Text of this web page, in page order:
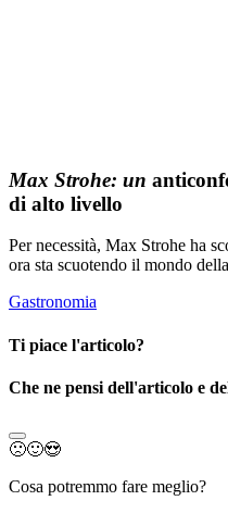
Max Strohe: un
di alto livello
Per necessità, Max Strohe ha
ora sta scuotendo il mondo
Gastronomia
Ti piace l'articolo?
Che ne pensi dell'articolo e
🙁🙂😍
Cosa potremmo fare meglio?